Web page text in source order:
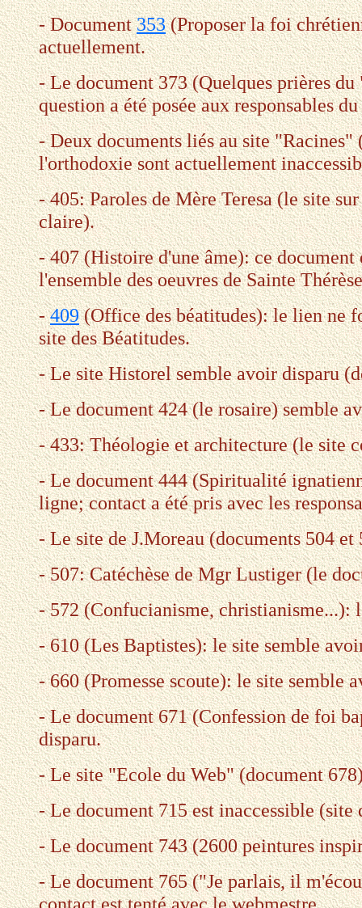
- Document353(Proposer la foi
actuellement.
- Le document 373 (Quelques prières
question a été posée aux responsables
- Deux documents liés au site
l'orthodoxie sont actuellement
- 405: Paroles de Mère Teresa (le site
claire).
- 407 (Histoire d'une âme): ce
l'ensemble des oeuvres de Sainte
-409(Office des béatitudes): le lien ne
site des Béatitudes.
- Le site Historel semble avoir disparu
- Le document 424 (le rosaire) semble
- 433: Théologie et architecture (le site
- Le document 444 (Spiritualité
ligne; contact a été pris avec les
- Le site de J.Moreau (documents 504
- 507: Catéchèse de Mgr Lustiger (le
- 572 (Confucianisme, christianisme...):
- 610 (Les Baptistes): le site semble
- 660 (Promesse scoute): le site semble
- Le document 671 (Confession de foi
disparu.
- Le site "Ecole du Web" (document
- Le document 715 est inaccessible
- Le document 743 (2600 peintures
- Le document 765 ("Je parlais, il
contact est tenté avec le webmestre.